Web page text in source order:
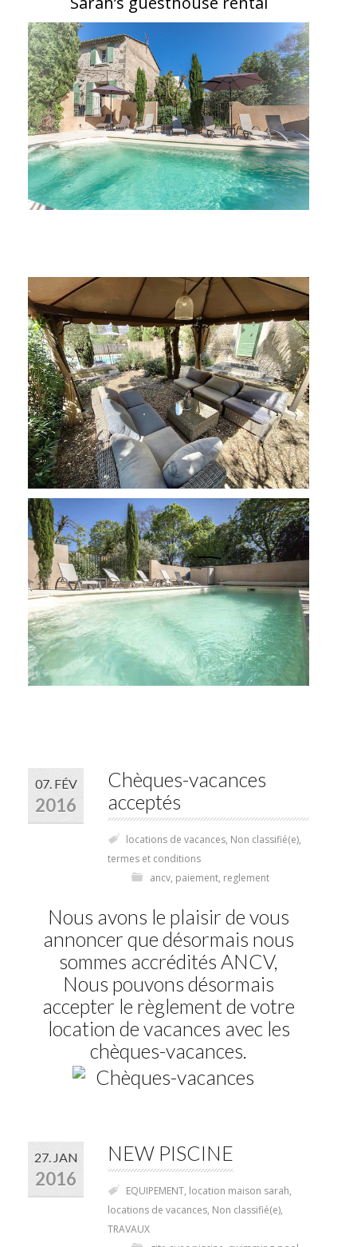
07. FÉV
2016
Chèques-vacances
acceptés
locations de vacances, Non classifié(e),
termes et conditions
ancv, paiement, reglement
Nous avons le plaisir de vous
annoncer que désormais nous
sommes accrédités ANCV,
Nous pouvons désormais
accepter le règlement de votre
location de vacances avec les
chèques-vacances.
27. JAN
2016
NEW PISCINE
EQUIPEMENT, location maison sarah,
locations de vacances, Non classifié(e),
TRAVAUX